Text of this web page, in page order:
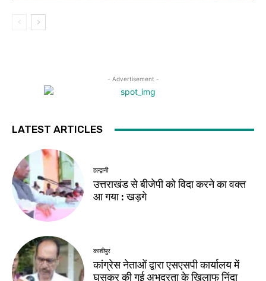
- Advertisement -
LATEST ARTICLES
हल्द्वानी
उत्तराखंड से बीजेपी को विदा करने का वक्त
आ गया : खड़गे
काशीपुर
कांग्रेस नेताओं द्वारा एसएसपी कार्यालय में
घुसकर की गई अभद्रता के खिलाफ निंदा